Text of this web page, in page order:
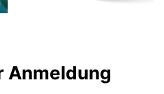
Anmeldung